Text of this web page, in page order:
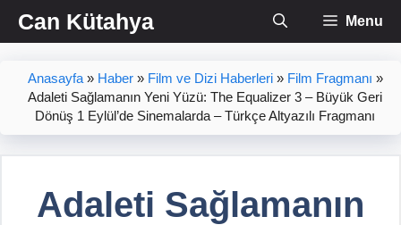
İçeriğe
atlaCan Kütahya Menu
Anasayfa» Haber» Film ve Dizi Haberleri» Film Fragmanı »
Adaleti Sağlamanın Yeni Yüzü: The Equalizer 3 – Büyük Geri
Dönüş 1 Eylül’de Sinemalarda – Türkçe Altyazılı Fragmanı
Adaleti Sağlamanın